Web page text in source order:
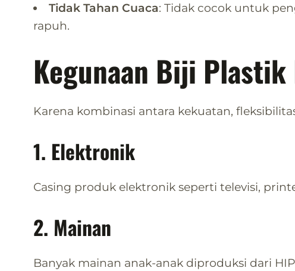
Tidak Tahan Cuaca: Tidak cocok untuk
rapuh.
Kegunaan Biji
Karena kombinasi antara kekuatan,
1. Elektronik
Casing produk elektronik seperti televisi,
2. Mainan
Banyak mainan anak-anak diproduksi dari